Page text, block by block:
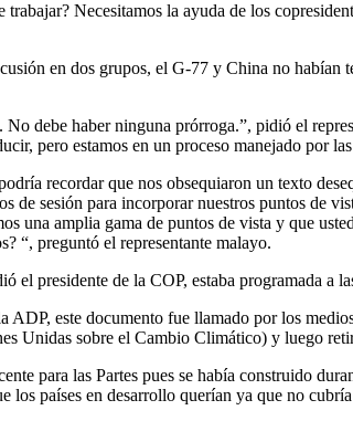
Necesitamos la ayuda de los
en dos grupos, el G-77 y China no habían
debe haber ninguna prórroga.”, pidió el
pero estamos en un proceso manejado por las
recordar que nos obsequiaron un texto
de sesión para incorporar nuestros puntos de
una amplia gama de puntos de vista y que
“, preguntó el representante malayo.
el presidente de la COP, estaba programada a
este documento fue llamado por los
Unidas sobre el Cambio Climático) y luego
para las Partes pues se había construido
países en desarrollo querían ya que no